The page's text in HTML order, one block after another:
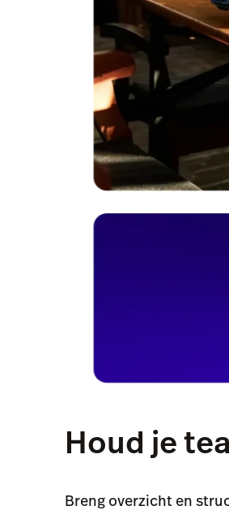
Houd je
Breng overzicht en